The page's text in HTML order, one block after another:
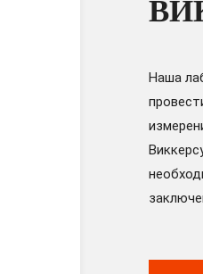
Наша